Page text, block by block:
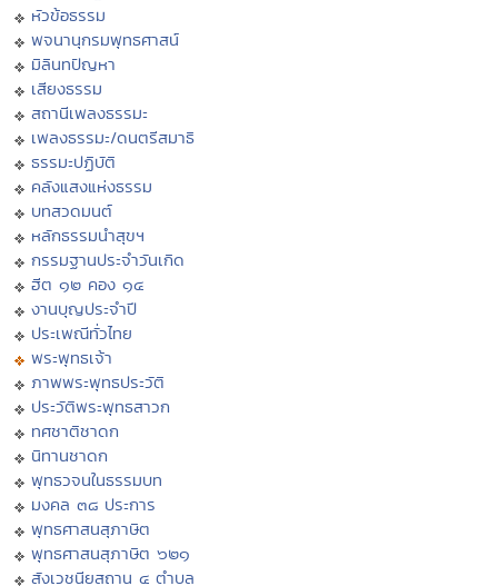
หัวข้อธรรม
พจนานุกรมพุทธศาสน์
มิลินทปัญหา
เสียงธรรม
สถานีเพลงธรรมะ
เพลงธรรมะ/ดนตรีสมาธิ
ธรรมะปฏิบัติ
คลังแสงแห่งธรรม
บทสวดมนต์
หลักธรรมนำสุขฯ
กรรมฐานประจำวันเกิด
ฮีต ๑๒ คอง ๑๔
งานบุญประจำปี
ประเพณีทั่วไทย
พระพุทธเจ้า
ภาพพระพุทธประวัติ
ประวัติพระพุทธสาวก
ทศชาติชาดก
นิทานชาดก
พุทธวจนในธรรมบท
มงคล ๓๘ ประการ
พุทธศาสนสุภาษิต
พุทธศาสนสุภาษิต ๖๒๑
สังเวชนียสถาน ๔ ตำบล